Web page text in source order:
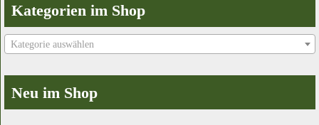
Kategorien im Shop
Kategorie auswählen
Neu im Shop